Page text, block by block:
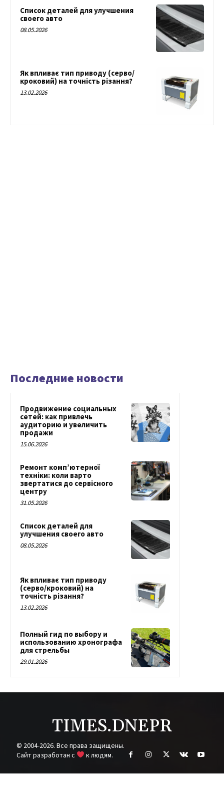
Список деталей для улучшения
своего авто
08.05.2026
Як впливає тип приводу (серво/
кроковий) на точність різання?
13.02.2026
Последние новости
Продвижение социальных
сетей: как привлечь
аудиторию и увеличить
продажи
15.06.2026
Ремонт комп’ютерної
техніки: коли варто
звертатися до сервісного
центру
31.05.2026
Список деталей для
улучшения своего авто
08.05.2026
Як впливає тип приводу
(серво/кроковий) на
точність різання?
13.02.2026
Полный гид по выбору и
использованию хронографа
для стрельбы
29.01.2026
TIMES.DNEPR
© 2004-2026. Все права защищены.
Cайт разработан с
к людям.